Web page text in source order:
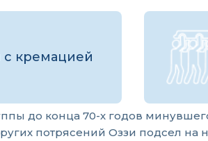
кремацией
до конца 70-х годов
потрясений Оззи подсел